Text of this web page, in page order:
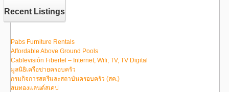
Recent Listings
Pabs Furniture Rentals
Affordable Above Ground Pools
Cablevisión Fibertel – Internet, Wifi, TV, TV Digital
มูลนิธิเครือข่ายครอบครัว
กรมกิจการสตรีและสถาบันครอบครัว (สค.)
สนทองแลนด์สเคป